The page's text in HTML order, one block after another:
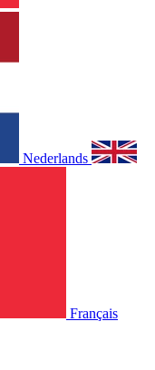
Nederlands
Français